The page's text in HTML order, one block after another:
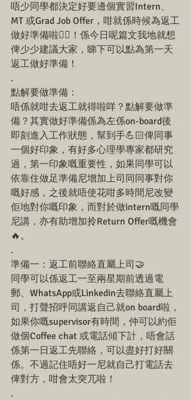
唔少同學都決定好要邊個實習Intern、
MT 或Grad Job Offer，咁就係時候為返工
做好準備啦👍🏻！係今日呢篇文我地就想
俾少少建議大家，睇下可以點為第一天
返工做好準備！
.
點解要做準備：
唔係就咁去返工就得啦咩？點解要做準
備？其實做好準備係為左係on-board後
即刻進入工作狀態，幫到手💪🏻俾同事
一個好印象，有好多心理學專家都研究
過，第一印象嘅重要性，如果同學可以
依靠住做足準備尼增加上司同同事對你
嘅好感，之後就唔使花咁多時間尼改變
佢地對你嘅印象，而對於做intern嘅同學
尼講，亦有助增加拎Return Offer嘅機會
🔥。
.
準備一：返工前聯絡直屬上司🤝
同學可以係返工一至兩星期前透過電
郵、WhatsApp或Linkedin去聯絡直屬上
司，打聲招呼同講返自己就on board啦，
如果你嘅supervisor有時間，仲可以約佢
做個Coffee chat 或電話傾下計，唔會話
係第一日返工先聯絡，可以盡好打好關
係。不過記住唔好一尼就自己打電話去
俾對方，咁會太突兀啦！
.